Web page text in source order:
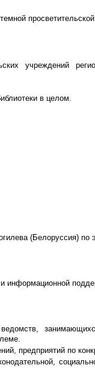
учреждений
в целом.
(Белоруссия)
предприятий по